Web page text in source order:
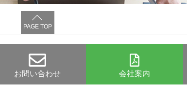
PAGE TOP
お問い合わせ 会社案内